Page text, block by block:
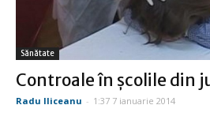
Sănătate
Controale în şcolile din
Radu Iliceanu - 1:37 7 ianuarie 2014